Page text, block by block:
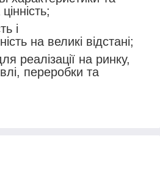
і
на великі відстані;
реалізації на ринку,
переробки та